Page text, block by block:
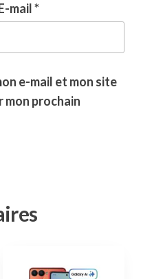
mail*
e-mail et mon site
mon prochain